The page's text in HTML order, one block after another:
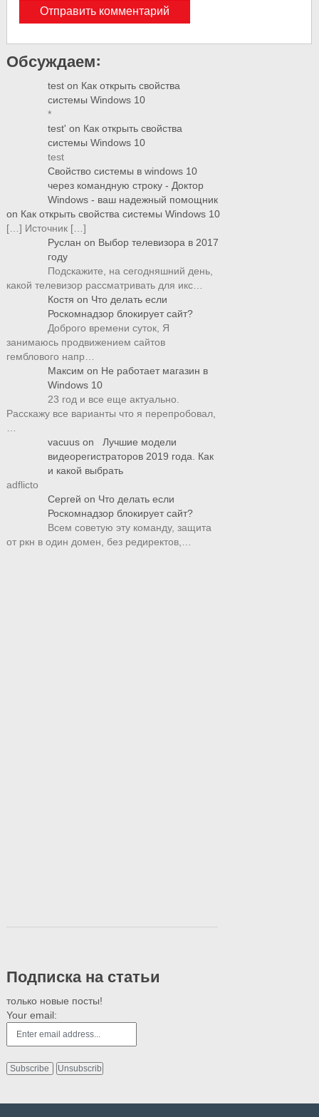
Обсуждаем:
test on Как открыть свойства
системы Windows 10
*
test' on Как открыть свойства
системы Windows 10
test
Свойство системы в windows 10
через командную строку - Доктор
Windows - ваш надежный помощник
on Как открыть свойства системы Windows 10
[…] Источник […]
Руслан on Выбор телевизора в 2017
году
Подскажите, на сегодняшний день,
какой телевизор рассматривать для икс…
Костя on Что делать если
Роскомнадзор блокирует сайт?
Доброго времени суток, Я
занимаюсь продвижением сайтов
гемблового напр…
Максим on Не работает магазин в
Windows 10
23 год и все еще актуально.
Расскажу все варианты что я перепробовал,
vacuus on
Лучшие модели
видеорегистраторов 2019 года. Как
и какой выбрать
adflicto
Сергей on Что делать если
Роскомнадзор блокирует сайт?
Всем советую эту команду, защита
от ркн в один домен, без редиректов,…
Подписка на статьи
только новые посты!
Your email: